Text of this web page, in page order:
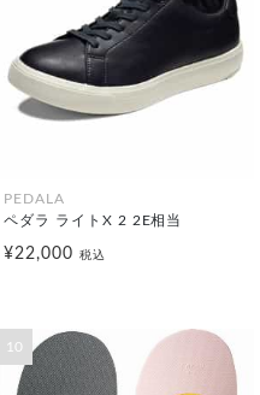
PEDALA
ペダラ ライトX 2 2E相当
¥22,000 税込
10